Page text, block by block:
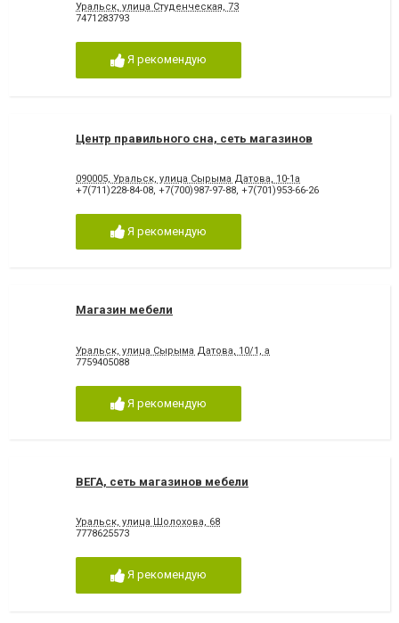
Уральск, улица Студенческая, 73
7471283793
Я рекомендую
Центр правильного сна, сеть магазинов
090005, Уральск, улица Сырыма Датова, 10-1а
+7(711)228-84-08, +7(700)987-97-88, +7(701)953-66-26
Я рекомендую
Магазин мебели
Уральск, улица Сырыма Датова, 10/1, а
7759405088
Я рекомендую
ВЕГА, сеть магазинов мебели
Уральск, улица Шолохова, 68
7778625573
Я рекомендую